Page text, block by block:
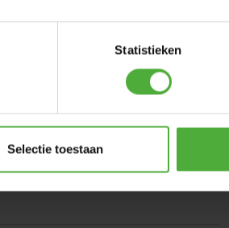
Statistieken
Selectie toestaan